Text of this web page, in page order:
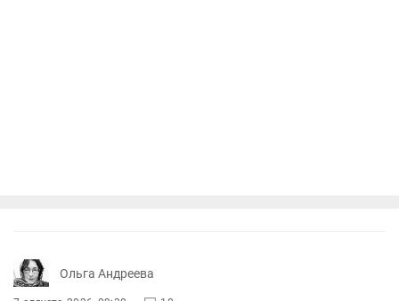
Ольга Андреева